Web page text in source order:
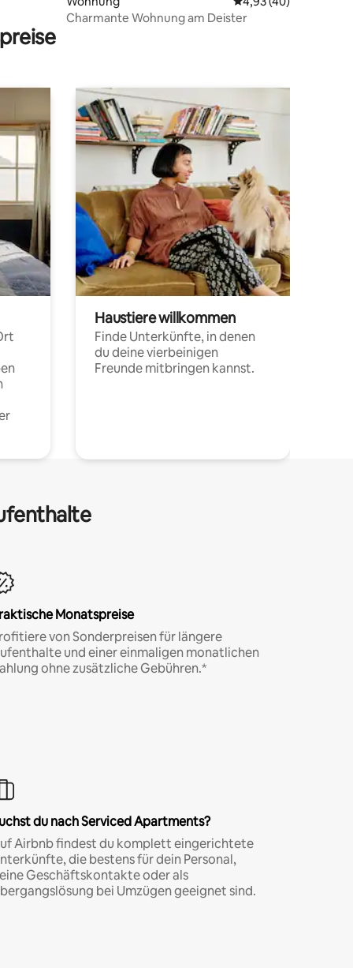
Charmante Wohnung am Deister
Haustiere willkommen
Finde Unterkünfte, in denen
du deine vierbeinigen
Freunde mitbringen kannst.
Monatspreise
von Sonderpreisen für längere
und einer einmaligen monatlichen
ohne zusätzliche Gebühren.*
du nach Serviced Apartments?
Airbnb findest du komplett eingerichtete
die bestens für dein Personal,
Geschäftskontakte oder als
bei Umzügen geeignet sind.